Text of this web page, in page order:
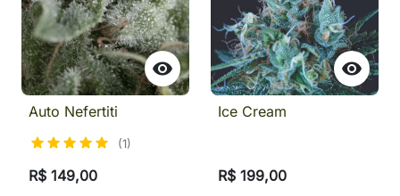

Auto Nefertiti
(1)
R$ 149,00

Ice Cream
R$ 199,00